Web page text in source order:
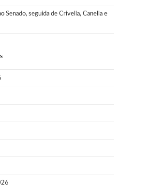
Senado, seguida de Crivella, Canella e